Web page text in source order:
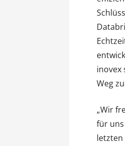
inovex
Weg
„Wir
für
letzten